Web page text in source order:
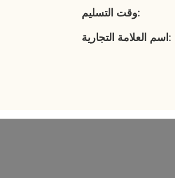
وقت التسليم:
اسم العلامة التجارية: